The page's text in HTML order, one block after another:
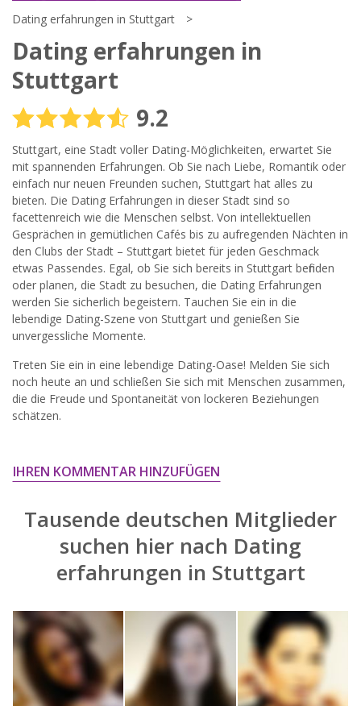
Schritt
Deine E-Mail?
Nutzungsbedingungenund derDatenschutzerklärung
einverstanden. Ich erhalte Informationen und Angebote des
Betreibers per E-Mail, der Zusendung kann ich jederzeit
widersprechen.
JETZT ANMELDEN!
Dating erfahrungen in Stuttgart
Dating erfahrungen in
Stuttgart
9.2
Stuttgart, eine Stadt voller Dating-Möglichkeiten, erwartet Sie
mit spannenden Erfahrungen. Ob Sie nach Liebe, Romantik oder
einfach nur neuen Freunden suchen, Stuttgart hat alles zu
bieten. Die Dating Erfahrungen in dieser Stadt sind so
facettenreich wie die Menschen selbst. Von intellektuellen
Gesprächen in gemütlichen Cafés bis zu aufregenden Nächten in
den Clubs der Stadt – Stuttgart bietet für jeden Geschmack
etwas Passendes. Egal, ob Sie sich bereits in Stuttgart befinden
oder planen, die Stadt zu besuchen, die Dating Erfahrungen
werden Sie sicherlich begeistern. Tauchen Sie ein in die
lebendige Dating-Szene von Stuttgart und genießen Sie
unvergessliche Momente.
Treten Sie ein in eine lebendige Dating-Oase! Melden Sie sich
noch heute an und schließen Sie sich mit Menschen zusammen,
die die Freude und Spontaneität von lockeren Beziehungen
schätzen.
IHREN KOMMENTAR HINZUFÜGEN
Tausende deutschen Mitglieder
suchen hier nach Dating
erfahrungen in Stuttgart